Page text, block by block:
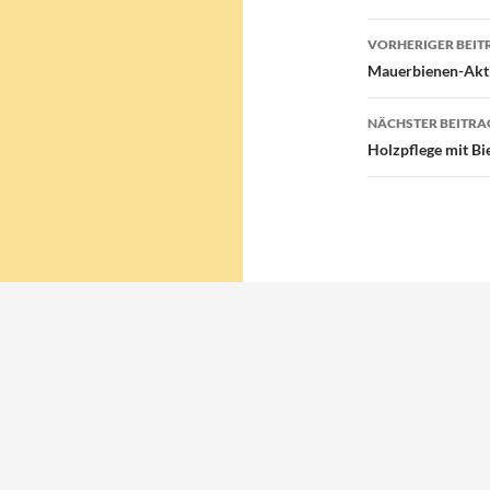
VORHERIGER
Mauerbienen-
NÄCHSTER
Holzpflege mit